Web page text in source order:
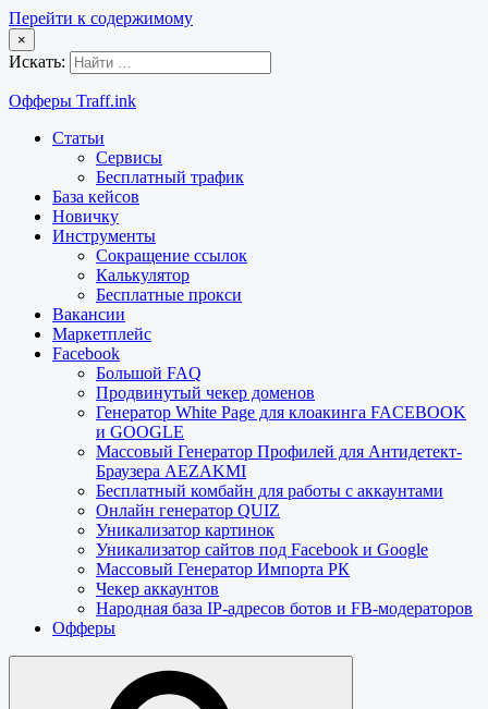
Перейти к содержимому
×
Искать:
Офферы Traff.ink
Статьи
Сервисы
Бесплатный трафик
База кейсов
Новичку
Инструменты
Сокращение ссылок
Калькулятор
Бесплатные прокси
Вакансии
Маркетплейс
Facebook
Большой FAQ
Продвинутый чекер доменов
Генератор White Page для клоакинга FACEBOOK
и GOOGLE
Массовый Генератор Профилей для Антидетект-
Браузера AEZAKMI
Бесплатный комбайн для работы с аккаунтами
Онлайн генератор QUIZ
Уникализатор картинок
Уникализатор сайтов под Facebook и Google
Массовый Генератор Импорта РК
Чекер аккаунтов
Народная база IP-адресов ботов и FB-модераторов
Офферы